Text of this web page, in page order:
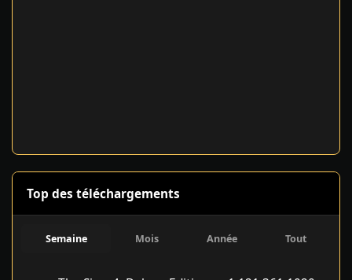
Top des téléchargements
Semaine Mois Année Tout